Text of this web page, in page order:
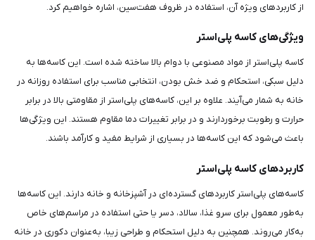
از کاربردهای ویژه آن، استفاده در ظروف هفت‌سین، اشاره خواهیم کرد.
ویژگی‌های کاسه پلی‌استر
کاسه پلی‌استر از مواد مصنوعی با دوام بالا ساخته شده است. این کاسه‌ها به
دلیل سبکی، استحکام و ضد خش بودن، انتخابی مناسب برای استفاده روزانه در
خانه به شمار می‌آیند. علاوه بر این، کاسه‌های پلی‌استر از مقاومتی بالا در برابر
حرارت و رطوبت برخوردارند و در برابر تغییرات دما مقاوم هستند. این ویژگی‌ها
باعث می‌شود که این کاسه‌ها در بسیاری از شرایط مفید و کارآمد باشند.
کاربردهای کاسه پلی‌استر
کاسه‌های پلی‌استر کاربردهای گسترده‌ای در آشپزخانه و خانه دارند. این کاسه‌ها
به‌طور معمول برای سرو غذا، سالاد، دسر یا حتی استفاده در مراسم‌های خاص
به‌کار می‌روند. همچنین به دلیل استحکام و طراحی زیبا، به‌عنوان دکوری در خانه